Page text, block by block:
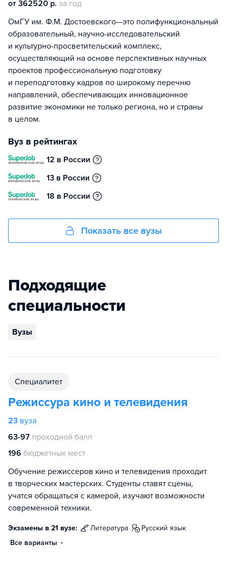
от 362520 р. за год
ОмГУ им. Ф.М. Достоевского—это полифункциональный
образовательный, научно-исследовательский
и культурно-просветительский комплекс,
осуществляющий на основе перспективных научных
проектов профессиональную подготовку
и переподготовку кадров по широкому перечню
направлений, обеспечивающих инновационное
развитие экономики не только региона, но и страны
в целом.
Вуз в рейтингах
12 в России
13 в России
18 в России
Показать все вузы
Подходящие
специальности
Вузы
специалитет
Режиссура кино и телевидения
23 вуза
63-97 проходной балл
196 бюджетных мест
Обучение режиссеров кино и телевидения проходит
в творческих мастерских. Студенты ставят сцены,
учатся обращаться с камерой, изучают возможности
современной техники.
Экзамены в 21 вузе: литература
русский язык
Все варианты